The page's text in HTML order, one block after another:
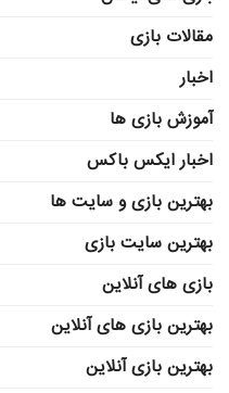
مقالات بازی
اخبار
آموزش بازی ها
اخبار ایکس باکس
بهترین بازی و سایت ها
بهترین سایت بازی
بازی های آنلاین
بهترین بازی های آنلاین
بهترین بازی آنلاین